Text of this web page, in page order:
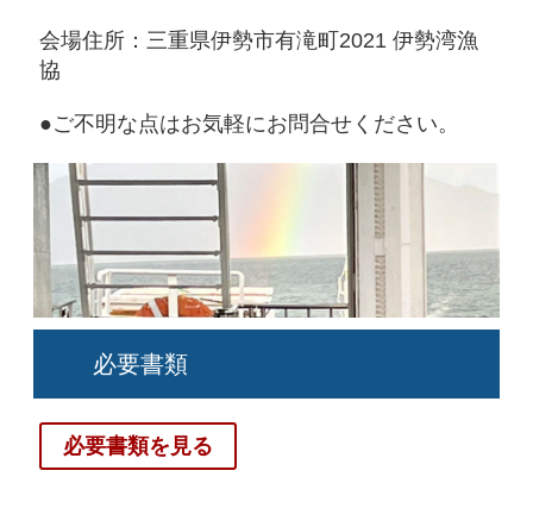
会場住所：三重県伊勢市有滝町2021 伊勢湾漁
協
●ご不明な点はお気軽にお問合せください。
必要書類
必要書類を見る